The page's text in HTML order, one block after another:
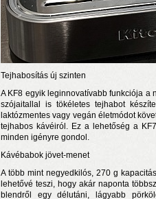
Tejhabosítás új szinten
A KF8 egyik leginnovatívabb funkciója a
szójaitallal is tökéletes tejhabot
laktózmentes vagy vegán életmódot
tejhabos kávéiról. Ez a lehetőség a
minden igényre gondol.
Kávébabok jövet-menet
A több mint negyedkilós, 270 g
lehetővé teszi, hogy akár naponta
blendről egy délutáni, lágyabb